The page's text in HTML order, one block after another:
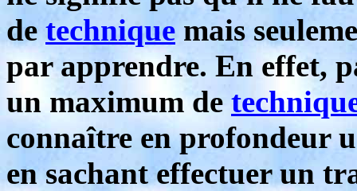
detechnique mais
par apprendre. En effet,
un maximum de
connaître en profondeur
en sachant effectuer un